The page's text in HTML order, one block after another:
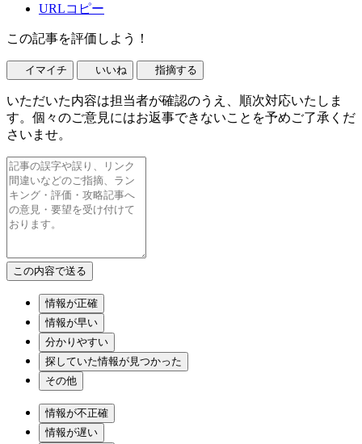
URLコピー
この記事を評価しよう！
イマイチ いいね 指摘する
いただいた内容は担当者が確認のうえ、順次対応いたしま
す。個々のご意見にはお返事できないことを予めご了承くだ
さいませ。
情報が正確
情報が早い
分かりやすい
探していた情報が見つかった
その他
情報が不正確
情報が遅い